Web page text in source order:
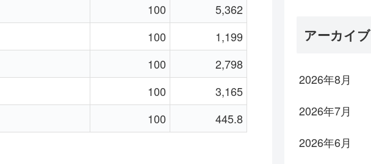
100
5,362
100
1,199
100
2,798
100
3,165
100 445.8
アーカイブ
2026年8月
2026年7月
2026年6月